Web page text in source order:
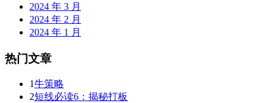
2024 年 3 月
2024 年 2 月
2024 年 1 月
热门文章
1牛策略
2短线必读6：揭秘打板